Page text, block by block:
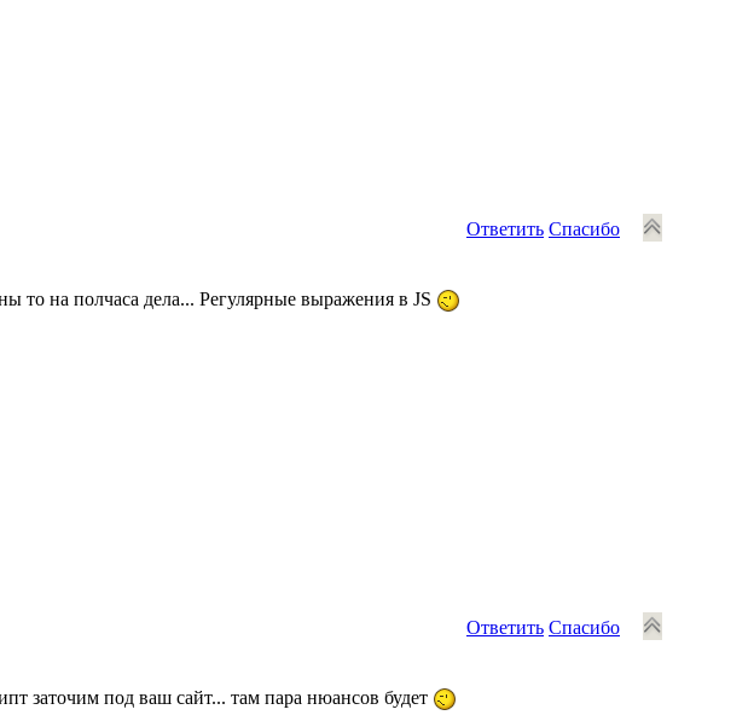
Ответить Спасибо
то на полчаса дела... Регулярные выражения в JS
Ответить Спасибо
заточим под ваш сайт... там пара нюансов будет